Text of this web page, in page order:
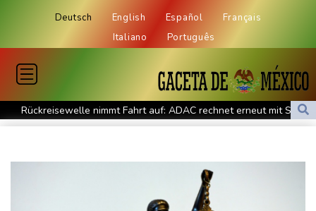
Deutsch English Español
Français
Italiano
Português
Rückreisewelle nimmt Fahrt auf: ADAC rechnet erneut mit Staus
an Wochenende
Behörden: Zwölf Tote bei ukrainischem Drohnenangriff in